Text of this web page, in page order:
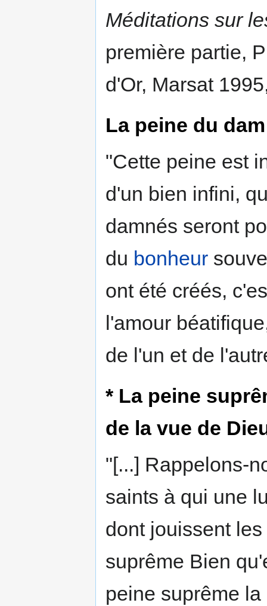
Méditations sur
première partie,
d'Or, Marsat
La peine du dam
"Cette peine est
d'un bien infini,
damnés seront
du bonheur
ont été créés,
l'amour
de l'un et de
* La peine
de la vue de
"[...] Rappelons-
saints à qui une
dont jouissent
suprême Bien
peine suprême